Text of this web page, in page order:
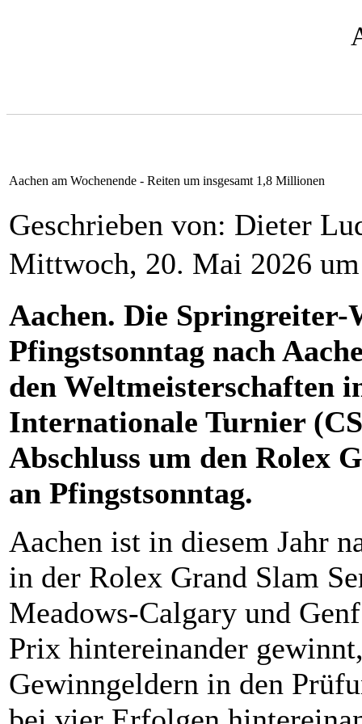
Aachen am Wochenende - Reiten um insgesamt 1,8 Millionen
Geschrieben von: Dieter
Mittwoch, 20. Mai 2026
Aachen. Die
Pfingstsonntag nach
den Weltmeisterschaften
Internationale Turnier
Abschluss um den Rolex
an Pfingstsonntag.
Aachen ist in diesem Jahr
in der Rolex Grand Slam
Meadows-Calgary und
Prix hintereinander
Gewinngeldern in den